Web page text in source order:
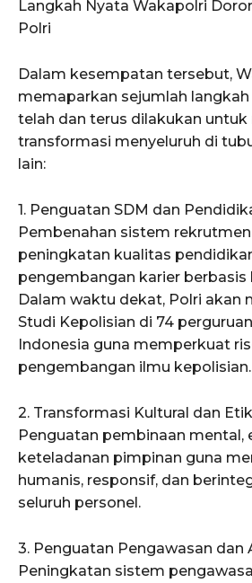
Langkah Nyata Wakapolri
Polri
Dalam kesempatan tersebut,
memaparkan sejumlah
telah dan terus dilakukan
transformasi menyeluruh di
lain:
1. Penguatan SDM dan
Pembenahan sistem
peningkatan kualitas
pengembangan karier
Dalam waktu dekat, Polri akan
Studi Kepolisian di 74
Indonesia guna memperkuat
pengembangan ilmu kepolisian.
2. Transformasi Kultural dan
Penguatan pembinaan mental,
keteladanan pimpinan guna
humanis, responsif, dan
seluruh personel.
3. Penguatan Pengawasan dan
Peningkatan sistem